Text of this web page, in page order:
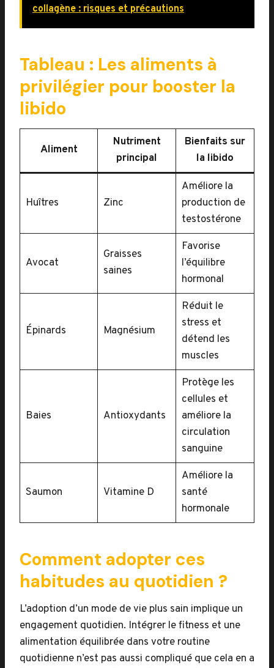
collagène : risques et précautions
Tableau : Les aliments à
privilégier pour booster la
libido
Aliment
Nutriment
principal
Bienfaits sur
la libido
Huîtres Zinc
Améliore la
production de
testostérone
Avocat
Graisses
saines
Favorise
l’équilibre
hormonal
Épinards Magnésium
Réduit le
stress et
détend les
muscles
Baies Antioxydants
Protège les
cellules et
améliore la
circulation
sanguine
Saumon Vitamine D
Améliore la
santé
hormonale
Comment adopter ces
habitudes au quotidien ?
L’adoption d’un mode de vie plus sain implique un
engagement quotidien. Intégrer le fitness et une
alimentation équilibrée dans votre routine
quotidienne n’est pas aussi compliqué que cela en a